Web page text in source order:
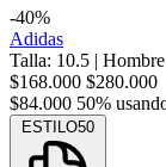
-40%
Adidas
Talla: 10.5 | Hombre
$168.000 $280.000
$84.000 50%
ESTILO50